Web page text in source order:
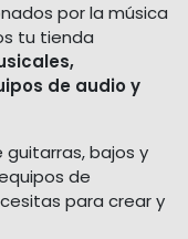
por la música
tu tienda
de audio y
guitarras, bajos y
de
para crear y